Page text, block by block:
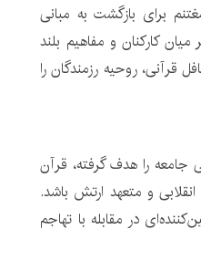
برای بازگشت به مبانی
کارکنان و مفاهیم بلند
قرآنی، روحیه رزمندگان را
را هدف گرفته، قرآن
و متعهد ارتش باشد.
در مقابله با تهاجم